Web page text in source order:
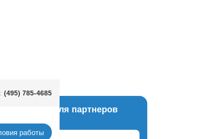
(495) 785-4685
работы
Вход для партнеров